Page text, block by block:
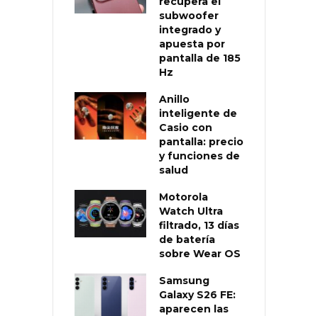
subwoofer
integrado y
apuesta por
pantalla de 185
Hz
Anillo
inteligente de
Casio con
pantalla: precio
y funciones de
salud
Motorola
Watch Ultra
filtrado, 13 días
de batería
sobre Wear OS
Samsung
Galaxy S26 FE:
aparecen las